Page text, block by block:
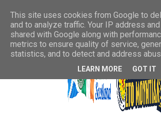
This site uses cookies from Google to
and to analyze traffic. Your IP address
shared with Google along with
metrics to ensure quality of service,
statistics, and to detect and address
LEARN MORE GOT IT